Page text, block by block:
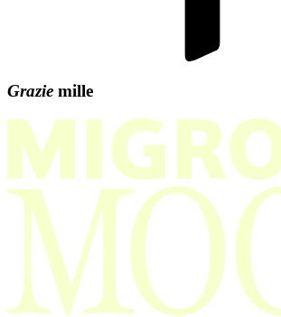
Grazie mille